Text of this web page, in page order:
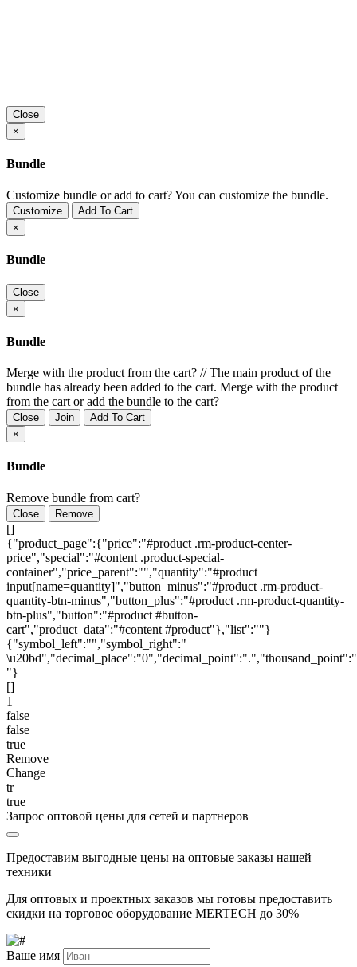
Close
×
Bundle
Customize bundle or add to cart?You can customize the bundle.
Customize
Add To Cart
×
Bundle
Close
×
Bundle
Merge with the product from the cart? //The main product of the
bundle has already been added to the cart. Merge with the product
from the cart or add the bundle to the cart?
Close Join
Add To Cart
×
Bundle
Remove bundle from cart?
Close Remove
[]
{"product_page":{"price":"#product .rm-product-center-
price","special":"#content .product-special-
container","price_parent":"","quantity":"#product
input[name=quantity]","button_minus":"#product .rm-product-
quantity-btn-minus","button_plus":"#product .rm-product-quantity-
btn-plus","button":"#product #button-
cart","product_data":"#content #product"},"list":""}
{"symbol_left":"","symbol_right":"
\u20bd","decimal_place":"0","decimal_point":".","thousand_point":"
"}
[]
1
false
false
true
Remove
Change
tr
true
Запрос оптовой цены для сетей и партнеров
Предоставим выгодные цены на оптовые заказы нашей
техники
Для оптовых и проектных заказов мы готовы предоставить
скидки на торговое оборудование MERTECH до 30%
Ваше имя